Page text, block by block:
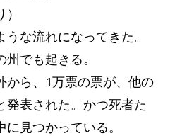
な流れになってきた。
でも起きる。
から、1万票の票が、他の
発表された。かつ死者た
見つかっている。